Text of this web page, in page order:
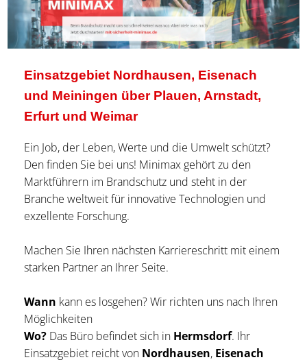
Einsatzgebiet Nordhausen, Eisenach
und Meiningen über Plauen, Arnstadt,
Erfurt und Weimar
Ein Job, der Leben, Werte und die Umwelt schützt?
Den finden Sie bei uns! Minimax gehört zu den
Marktführern im Brandschutz und steht in der
Branche weltweit für innovative Technologien und
exzellente Forschung.
Machen Sie Ihren nächsten Karriereschritt mit einem
starken Partner an Ihrer Seite.
Wann kann es losgehen? Wir richten uns nach Ihren
Möglichkeiten
Wo? Das Büro befindet sich in Hermsdorf. Ihr
Einsatzgebiet reicht von Nordhausen, Eisenach